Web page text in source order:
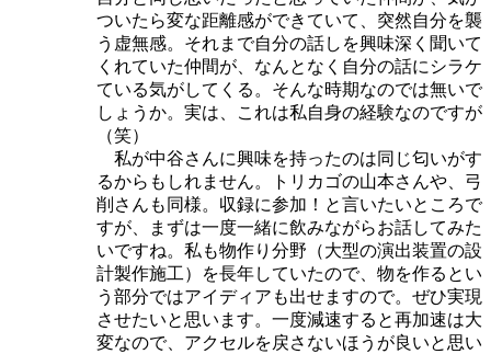
ついたら変な距離感ができていて、突然自分を襲
う虚無感。それまで自分の話しを興味深く聞いて
くれていた仲間が、なんとなく自分の話にシラケ
ている気がしてくる。そんな時期なのでは無いで
しょうか。実は、これは私自身の経験なのですが
（笑）
私が中谷さんに興味を持ったのは同じ匂いがす
るからもしれません。トリカゴの山本さんや、弓
削さんも同様。収録に参加！と言いたいところで
すが、まずは一度一緒に飲みながらお話してみた
いですね。私も物作り分野（大型の演出装置の設
計製作施工）を長年していたので、物を作るとい
う部分ではアイディアも出せますので。ぜひ実現
させたいと思います。一度減速すると再加速は大
変なので、アクセルを戻さないほうが良いと思い